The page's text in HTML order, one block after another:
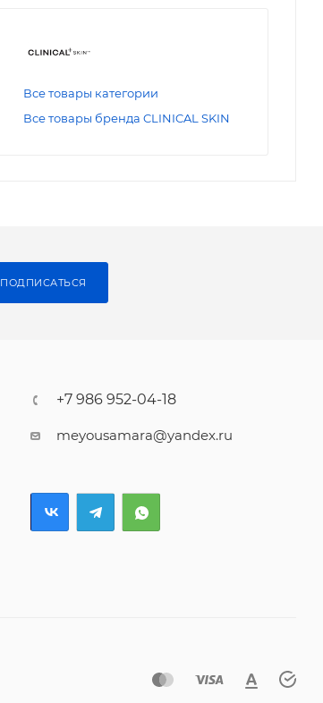
Все товары категории
Все товары бренда CLINICAL SKIN
ПОДПИСАТЬСЯ
+7 986 952-04-18
meyousamara@yandex.ru